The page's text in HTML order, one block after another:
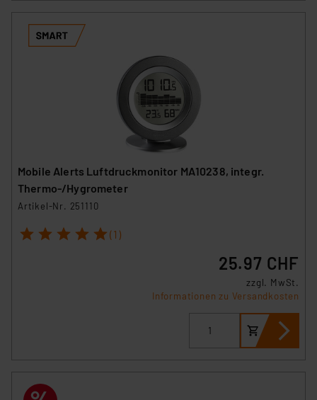
Mobile Alerts Luftdruckmonitor MA10238, integr.
Thermo-/Hygrometer
Artikel-Nr. 251110
1 2 3 4 5 (1)
25.97 CHF
zzgl. MwSt.
Informationen zu Versandkosten